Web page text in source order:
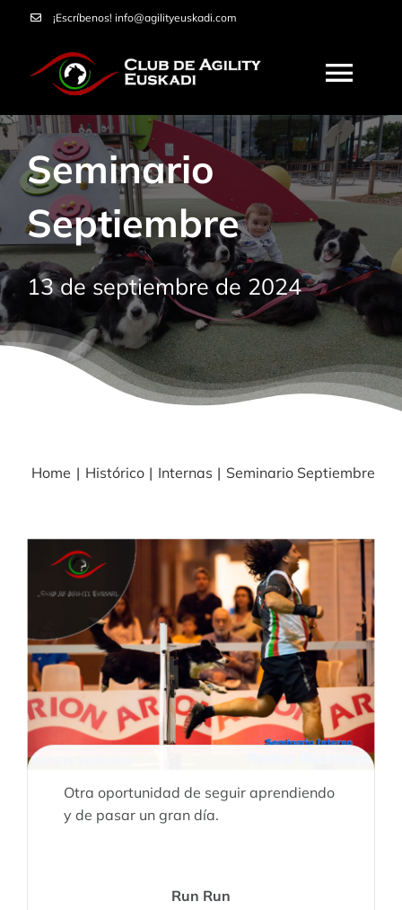
Saltar
contenido
¡Escríbenos! info@agilityeuskadi.com
HOME
AGILITY
NOSOTROS
CURSOS
Acceder
CONTACTO
Seminario
Septiembre
13 de septiembre de 2024
Home Histórico Internas Seminario Septiembre
Otra oportunidad de seguir aprendiendo
y de pasar un gran día.
Run Run